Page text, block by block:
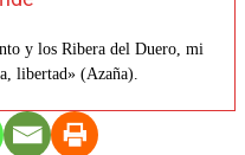
y los Ribera del Duero, mi
libertad» (Azaña).